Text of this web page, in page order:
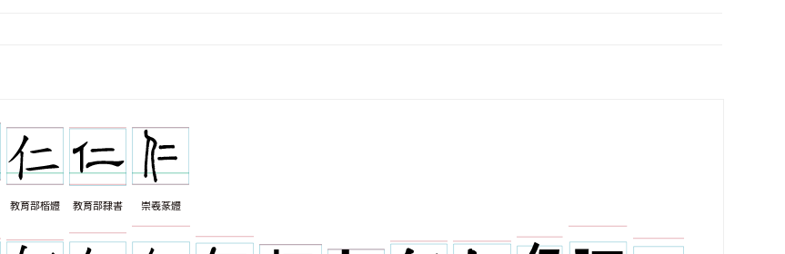
教育部楷體 教育部隸書 崇羲篆體